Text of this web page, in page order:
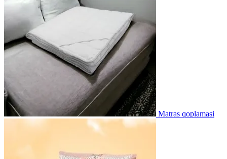
Matras qoplamasi